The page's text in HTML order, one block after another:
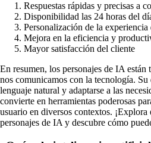
Respuestas rápidas y precisas a
Disponibilidad las 24 horas del
Personalización de la experiencia
Mejora en la eficiencia y
Mayor satisfacción del cliente
En resumen, los personajes de IA
nos comunicamos con la tecnología.
lenguaje natural y adaptarse a las
convierte en herramientas poderosas
usuario en diversos contextos.
personajes de IA y descubre cómo